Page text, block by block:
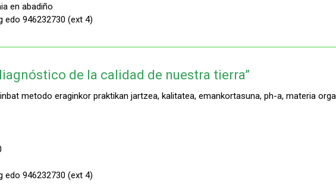
en abadiño
edo 946232730 (ext 4)
de la calidad de nuestra tierra”
metodo eraginkor praktikan jartzea, kalitatea, emankortasuna, ph-a, materia
edo 946232730 (ext 4)